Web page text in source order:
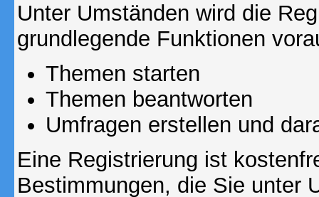
Unter Umständen wird die
grundlegende Funktionen
Themen starten
Themen beantworten
Umfragen erstellen und
Eine Registrierung ist
Bestimmungen, die Sie unter